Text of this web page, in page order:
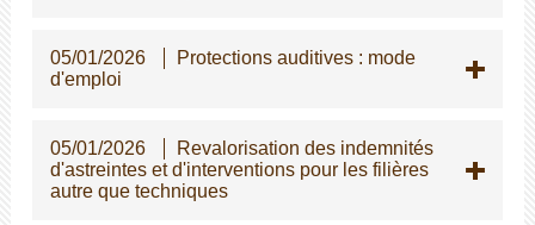
05/01/2026
Protections auditives : mode
d'emploi
05/01/2026
Revalorisation des indemnités
d'astreintes et d'interventions pour les filières
autre que techniques